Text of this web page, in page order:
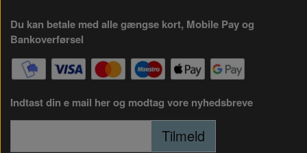
Du kan betale med alle gængse kort, Mobile Pay og
Bankoverførsel
Indtast din e mail her og modtag vore nyhedsbreve
Tilmeld